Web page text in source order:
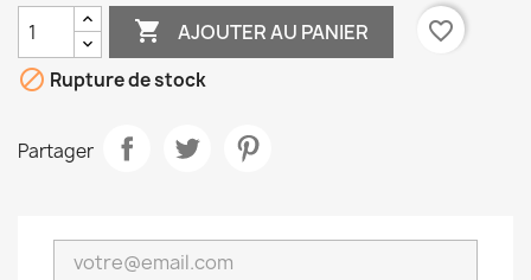
 AJOUTER AU PANIER
favorite_border
 Rupture de stock
Partager